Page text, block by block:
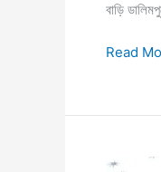
বাড়ি
নতুন
চোদার
Read